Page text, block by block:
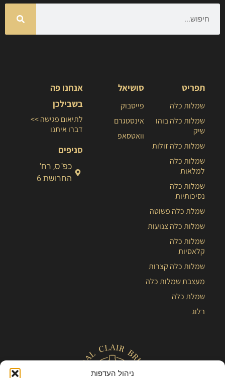
ניהול העדפות
תפריט
שמלות כלה
שמלות כלה בוהו
שיק
שמלות כלה זולות
שמלות כלה
למלאות
שמלות כלה
נסיכותיות
שמלת כלה פשוטה
שמלות כלה צנועות
שמלות כלה
קלאסיות
שמלות כלה קצרות
מעצבת שמלות כלה
שמלת כלה
בלוג
סושיאל
פייסבוק
אינסטגרם
וואטסאפ
אנחנו פה
בשבילכן
לתיאום פגישה >>
דברו איתנו
סניפים
כפ"ס, רח'
החרושת 6